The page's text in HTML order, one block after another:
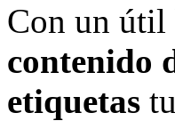
Con un útil
contenido
etiquetas